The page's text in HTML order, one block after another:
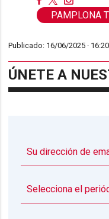
PAMPLONA
Publicado: 16/06/2025 · 16:20
ÚNETE A